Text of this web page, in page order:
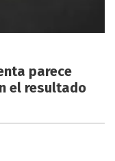
parece
el resultado